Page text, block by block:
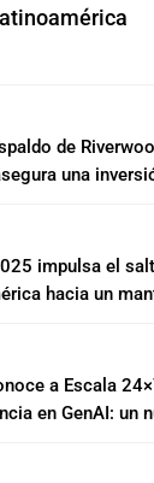
de
una
impulsa el
hacia un
a Escala
en GenAI: un